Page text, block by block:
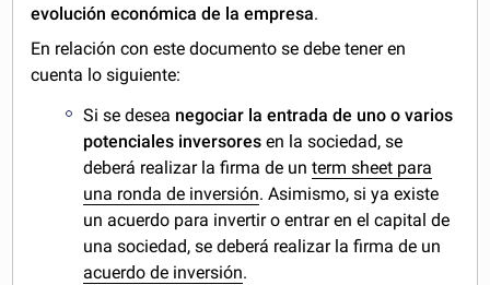
evolución económica de la empresa.
En relación con este documento se debe tener en
cuenta lo siguiente:
Si se desea negociar la entrada de uno o varios
potenciales inversores en la sociedad, se
deberá realizar la firma de unterm sheet para
una ronda de inversión. Asimismo, si ya existe
un acuerdo para invertir o entrar en el capital de
una sociedad, se deberá realizar la firma de un
acuerdo de inversión.